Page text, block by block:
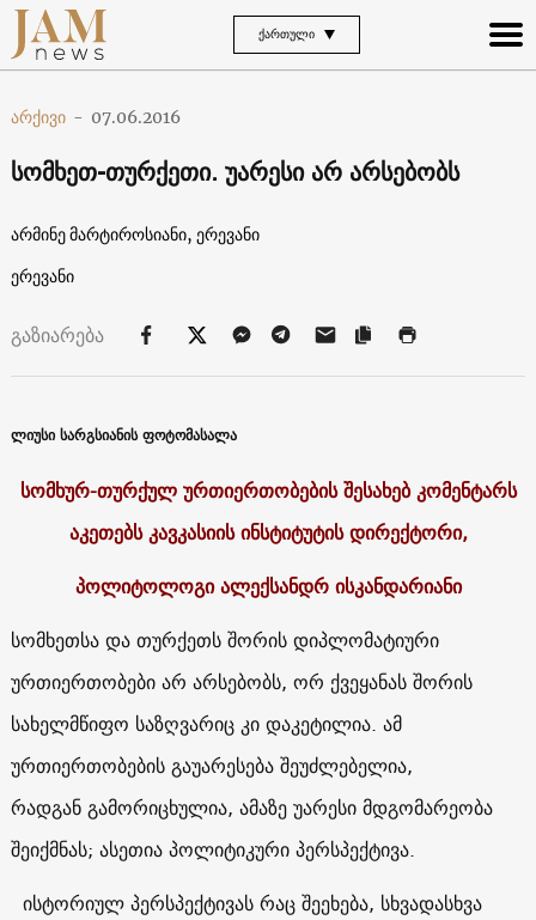
ᲥᲐᲠᲗᲣᲚᲘ
არქივი - 07.06.2016
სომხეთ-თურქეთი. უარესი არ არსებობს
არმინე მარტიროსიანი, ერევანი
ერევანი
გაზიარება
ლიუსი სარგსიანის ფოტომასალა
სომხურ-თურქულ ურთიერთობების შესახებ კომენტარს
აკეთებს კავკასიის ინსტიტუტის დირექტორი,
პოლიტოლოგი ალექსანდრ ისკანდარიანი
სომხეთსა და თურქეთს შორის დიპლომატიური
ურთიერთობები არ არსებობს, ორ ქვეყანას შორის
სახელმწიფო საზღვარიც კი დაკეტილია. ამ
ურთიერთობების გაუარესება შეუძლებელია,
რადგან გამორიცხულია, ამაზე უარესი მდგომარეობა
შეიქმნას; ასეთია პოლიტიკური პერსპექტივა.
ისტორიულ პერსპექტივას რაც შეეხება, სხვადასხვა